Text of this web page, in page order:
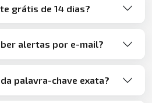
grátis de 14 dias?
alertas por e-mail?
palavra-chave exata?